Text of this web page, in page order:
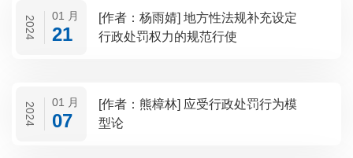
2024 01 月
21
[作者：杨雨婧] 地方性法规补充设定
行政处罚权力的规范行使
2024 01 月
07
[作者：熊樟林] 应受行政处罚行为模
型论